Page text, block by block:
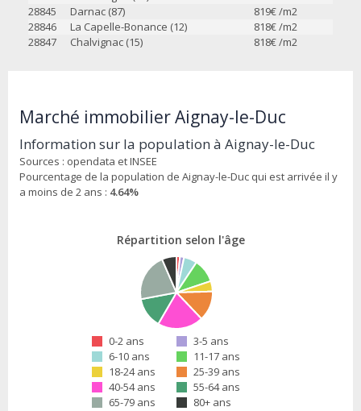
28845
Darnac (87) 819€ /m2
28846
La Capelle-Bonance (12) 818€ /m2
28847
Chalvignac (15) 818€ /m2
Marché immobilier Aignay-le-Duc
Information sur la population à Aignay-le-Duc
Sources : opendata et INSEE
Pourcentage de la population de Aignay-le-Duc qui est arrivée il y
a moins de 2 ans : 4.64%
Répartition selon l'âge
0-2 ans
3-5 ans
6-10 ans
11-17 ans
18-24 ans
25-39 ans
40-54 ans
55-64 ans
65-79 ans
80+ ans